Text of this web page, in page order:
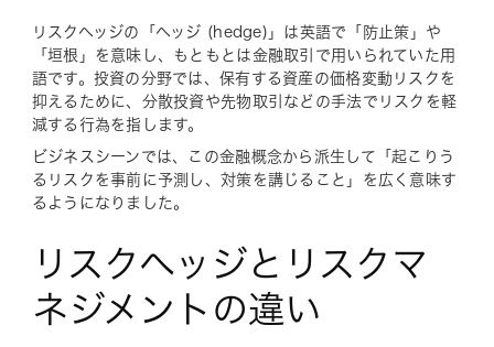
リスクヘッジの「ヘッジ (hedge)」は英語で「防止策」や
「垣根」を意味し、もともとは金融取引で用いられていた用
語です。投資の分野では、保有する資産の価格変動リスクを
抑えるために、分散投資や先物取引などの手法でリスクを軽
減する行為を指します。
ビジネスシーンでは、この金融概念から派生して「起こりう
るリスクを事前に予測し、対策を講じること」を広く意味す
るようになりました。
リスクヘッジとリスクマ
ネジメントの違い